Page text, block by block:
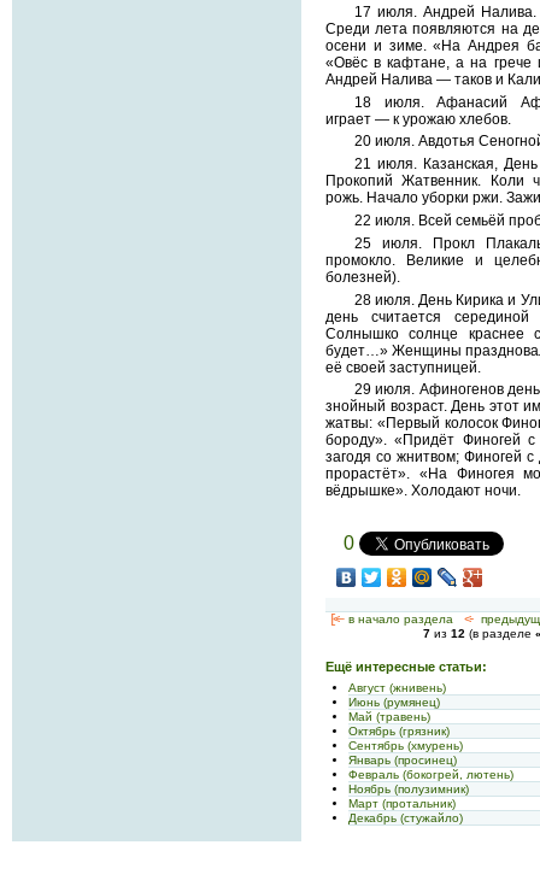
17 июля. Андрей Налива.
Среди лета появляются на
осени и зиме. «На Андрея
«Овёс в кафтане, а на грече
Андрей Налива — таков и
18 июля. Афанасий
играет — к урожаю хлебов.
20 июля. Авдотья
21 июля. Казанская,
Прокопий Жатвенник. Коли
рожь. Начало уборки ржи.
22 июля. Всей семьёй
25 июля. Прокл
промокло. Великие и
болезней).
28 июля. День Кирика и
день считается
Солнышко солнце краснее
будет…» Женщины
её своей заступницей.
29 июля. Афиногенов
знойный возраст. День этот
жатвы: «Первый колосок
бороду». «Придёт Финогей
загодя со жнитвом; Финогей
прорастёт». «На Финогея
вёдрышке». Холодают ночи.
0
[<— в начало раздела <-
7из 12(в разделе
Ещё интересные статьи:
Август (жнивень)
Июнь (румянец)
Май (травень)
Октябрь (грязник)
Сентябрь (хмурень)
Январь (просинец)
Февраль (бокогрей, лютень)
Ноябрь (полузимник)
Март (протальник)
Декабрь (стужайло)